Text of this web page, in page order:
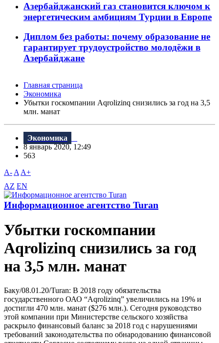
Азербайджанский газ становится ключом к
энергетическим амбициям Турции в Европе
Диплом без работы: почему образование не
гарантирует трудоустройство молодёжи в
Азербайджане
Главная страница
Экономика
Убытки госкомпании Aqrolizinq снизились за год на 3,5
млн. манат
Экономика
8 январь 2020, 12:49
563
A- A A+
AZ EN
Информационное агентство Turan
Убытки госкомпании
Aqrolizinq снизились за год
на 3,5 млн. манат
Баку/08.01.20/Turan: В 2018 году обязательства
государственного ОАО “Aqrolizinq” увеличились на 19% и
достигли 470 млн. манат ($276 млн.). Сегодня руководство
этой компании при Министерстве сельского хозяйства
раскрыло финансовый баланс за 2018 год с нарушениями
требований законодательства по обнародованию финансовой